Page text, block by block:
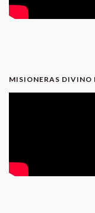
MISIONERAS DIVINO